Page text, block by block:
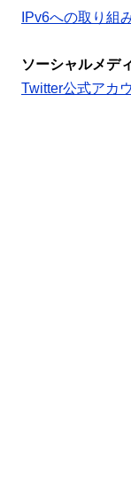
IPv6への取り組
ソーシャルメデ
Twitter公式アカ